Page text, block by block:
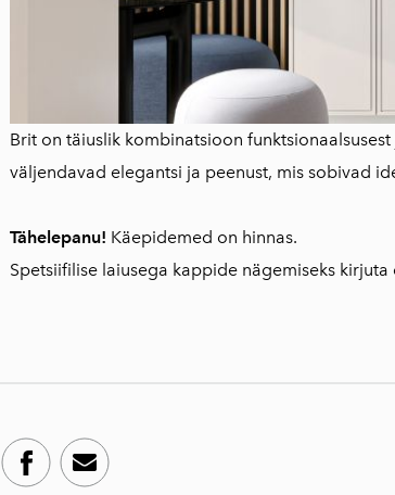
Brit on täiuslik kombinatsioon
väljendavad elegantsi ja peenust, mis sobivad
Tähelepanu! Käepidemed on hinnas.
Spetsiifilise laiusega kappide nägemiseks kirjuta